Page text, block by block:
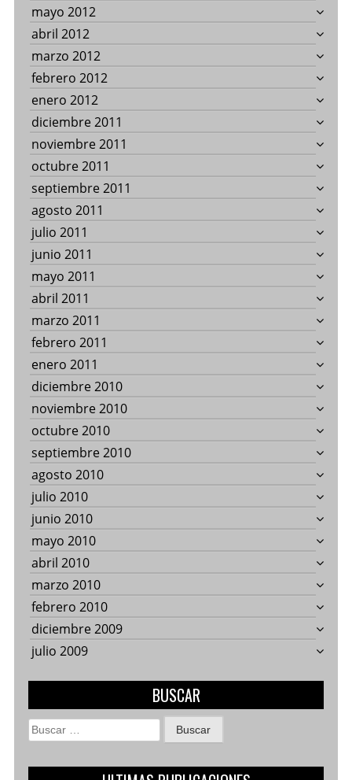
mayo 2012
abril 2012
marzo 2012
febrero 2012
enero 2012
diciembre 2011
noviembre 2011
octubre 2011
septiembre 2011
agosto 2011
julio 2011
junio 2011
mayo 2011
abril 2011
marzo 2011
febrero 2011
enero 2011
diciembre 2010
noviembre 2010
octubre 2010
septiembre 2010
agosto 2010
julio 2010
junio 2010
mayo 2010
abril 2010
marzo 2010
febrero 2010
diciembre 2009
julio 2009
BUSCAR
Buscar: